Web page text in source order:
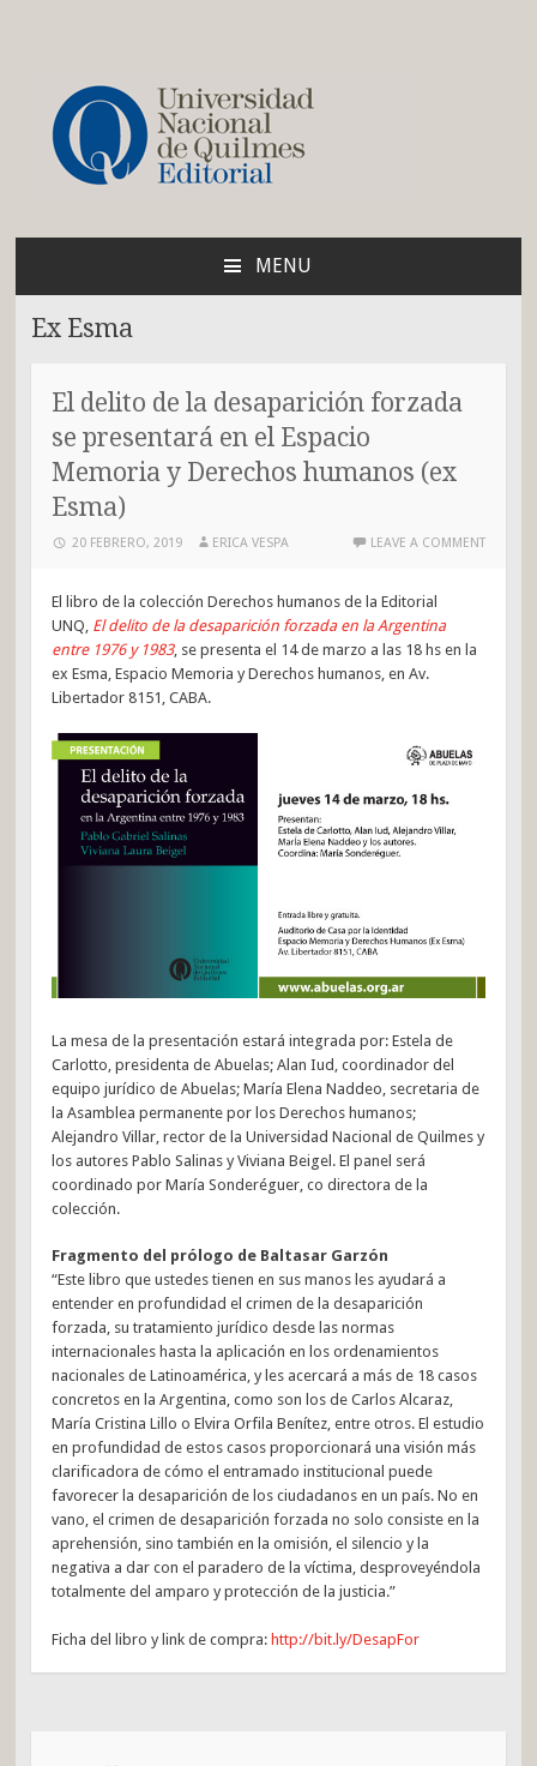
Blog de la Editorial de
MENU
CONTENT
Ex Esma
El delito de la desaparición forzada
se presentará en el Espacio
Memoria y Derechos humanos (ex
Esma)
20 FEBRERO, 2019 ERICA VESPA LEAVE A COMMENT
El libro de la colección Derechos humanos de la Editorial
UNQ, El delito de la desaparición forzada en la Argentina
entre 1976 y 1983, se presenta el 14 de marzo a las 18 hs en la
ex Esma, Espacio Memoria y Derechos humanos, en Av.
Libertador 8151, CABA.
La mesa de la presentación estará integrada por: Estela de
Carlotto, presidenta de Abuelas; Alan Iud, coordinador del
equipo jurídico de Abuelas; María Elena Naddeo, secretaria de
la Asamblea permanente por los Derechos humanos;
Alejandro Villar, rector de la Universidad Nacional de Quilmes y
los autores Pablo Salinas y Viviana Beigel. El panel será
coordinado por María Sonderéguer, co directora de la
colección.
Fragmento del prólogo de Baltasar Garzón
“Este libro que ustedes tienen en sus manos les ayudará a
entender en profundidad el crimen de la desaparición
forzada, su tratamiento jurídico desde las normas
internacionales hasta la aplicación en los ordenamientos
nacionales de Latinoamérica, y les acercará a más de 18 casos
concretos en la Argentina, como son los de Carlos Alcaraz,
María Cristina Lillo o Elvira Orfila Benítez, entre otros. El estudio
en profundidad de estos casos proporcionará una visión más
clarificadora de cómo el entramado institucional puede
favorecer la desaparición de los ciudadanos en un país. No en
vano, el crimen de desaparición forzada no solo consiste en la
aprehensión, sino también en la omisión, el silencio y la
negativa a dar con el paradero de la víctima, desproveyéndola
totalmente del amparo y protección de la justicia.”
Ficha del libro y link de compra:http://bit.ly/DesapFor